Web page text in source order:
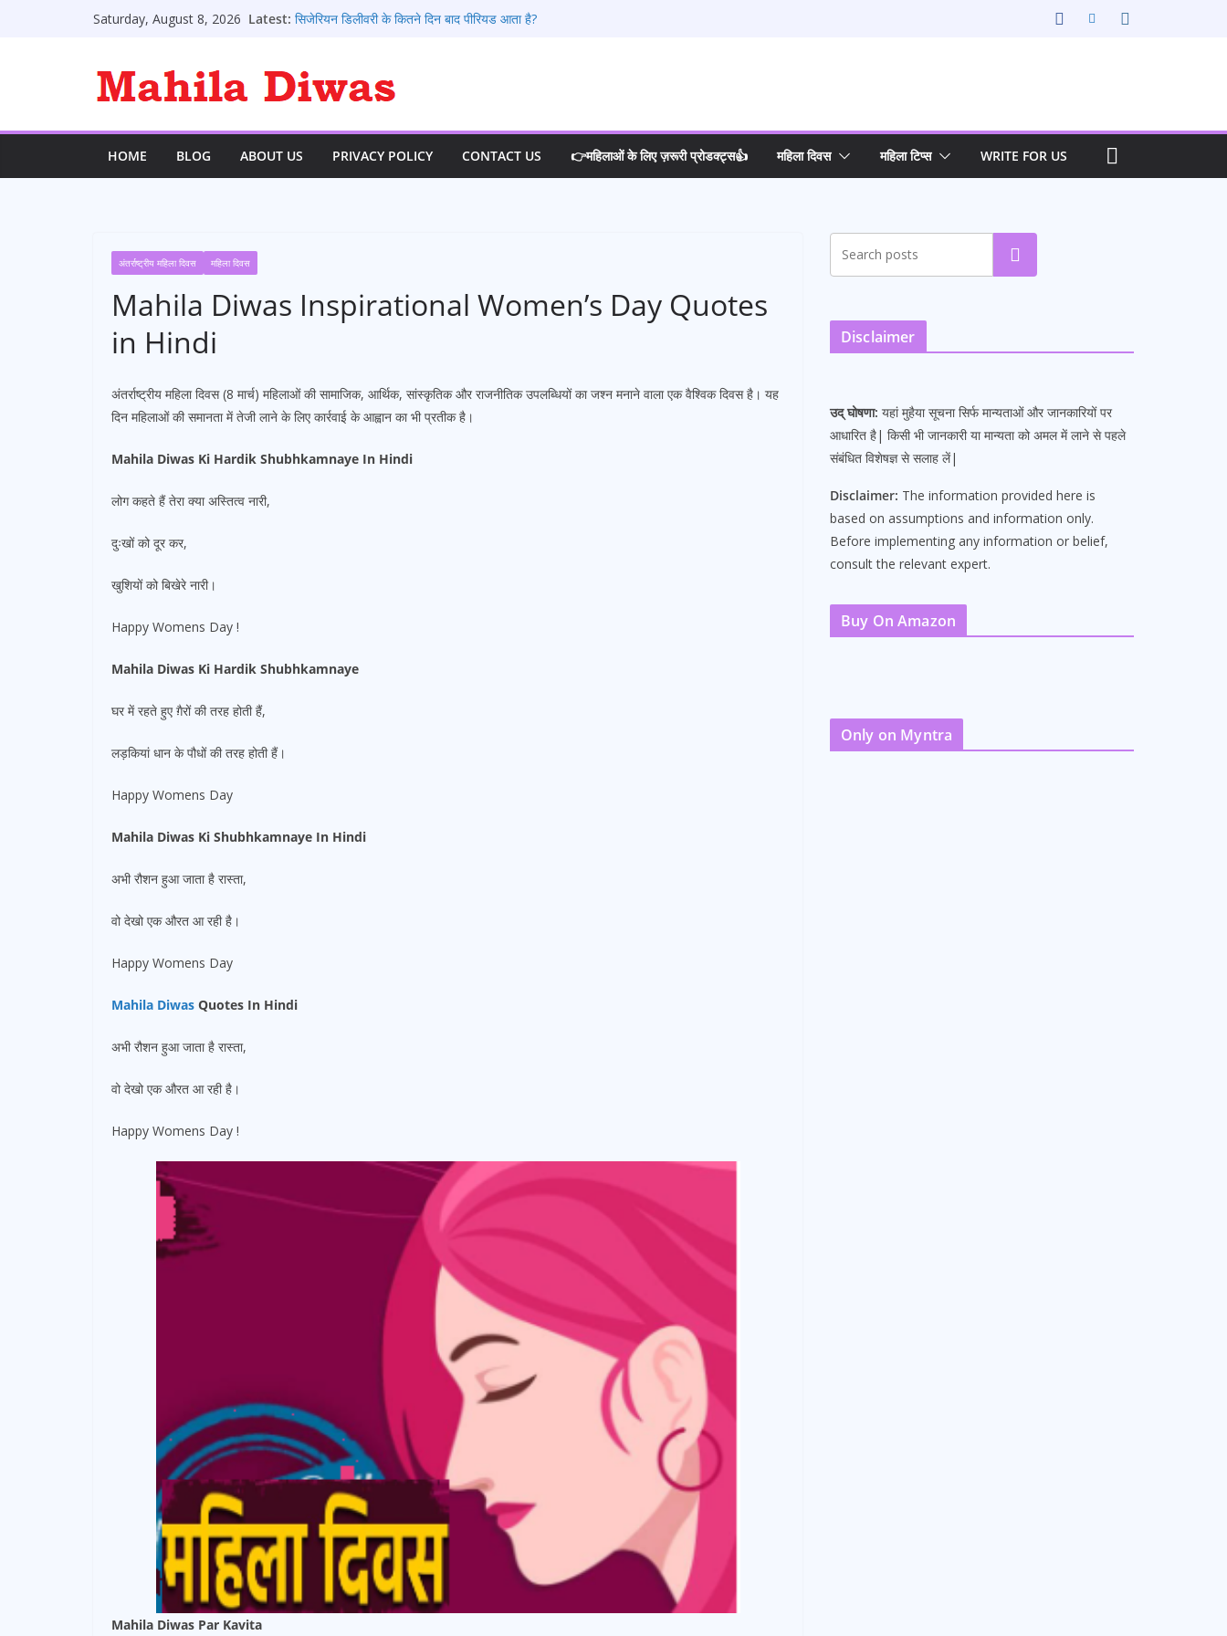
Saturday, August 8, 2026 Latest: सिजेरियन डिलीवरी के कितने दिन बाद पीरियड आता है?
पीरियड आने के बाद भी क्या कोई प्रेग्नेंट हो सकते है?
पीरियड्स नहीं आने पर क्या करना चाहिए ?
HOME BLOG ABOUT US PRIVACY POLICY CONTACT US 👉महिलाओं के लिए ज़रूरी प्रोडक्ट्स👍 महिला दिवस महिला टिप्स WRITE FOR US
अंतर्राष्ट्रीय महिला दिवस महिला दिवस
Mahila Diwas Inspirational Women’s Day Quotes
in Hindi
अंतर्राष्ट्रीय महिला दिवस (8 मार्च) महिलाओं की सामाजिक, आर्थिक, सांस्कृतिक और राजनीतिक उपलब्धियों का जश्न मनाने वाला एक वैश्विक दिवस है। यह
दिन महिलाओं की समानता में तेजी लाने के लिए कार्रवाई के आह्वान का भी प्रतीक है।
Mahila Diwas Ki Hardik Shubhkamnaye In Hindi
लोग कहते हैं तेरा क्या अस्तित्व नारी,
दुःखों को दूर कर,
खुशियों को बिखेरे नारी।
Happy Womens Day !
Mahila Diwas Ki Hardik Shubhkamnaye
घर में रहते हुए ग़ैरों की तरह होती हैं,
लड़कियां धान के पौधों की तरह होती हैं।
Happy Womens Day
Mahila Diwas Ki Shubhkamnaye In Hindi
अभी रौशन हुआ जाता है रास्ता,
वो देखो एक औरत आ रही है।
Happy Womens Day
Mahila Diwas Quotes In Hindi
अभी रौशन हुआ जाता है रास्ता,
वो देखो एक औरत आ रही है।
Happy Womens Day !
Mahila Diwas Par Kavita
Search
Disclaimer
उद् घोषणा: यहां मुहैया सूचना सिर्फ मान्यताओं और जानकारियों पर
आधारित है| किसी भी जानकारी या मान्यता को अमल में लाने से पहले
संबंधित विशेषज्ञ से सलाह लें|
Disclaimer: The information provided here is
based on assumptions and information only.
Before implementing any information or belief,
consult the relevant expert.
Buy On Amazon
Only on Myntra